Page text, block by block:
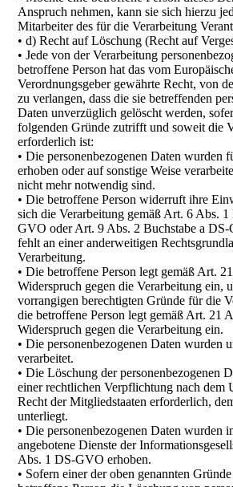
Anspruch nehmen, kann sie sich hierzu
Mitarbeiter des für die Verarbeitung
• d) Recht auf Löschung (Recht auf
• Jede von der Verarbeitung
betroffene Person hat das vom
Verordnungsgeber gewährte Recht, von
zu verlangen, dass die sie betreffenden
Daten unverzüglich gelöscht werden,
folgenden Gründe zutrifft und soweit die
erforderlich ist:
• Die personenbezogenen Daten wurden
erhoben oder auf sonstige Weise
nicht mehr notwendig sind.
• Die betroffene Person widerruft ihre
sich die Verarbeitung gemäß Art. 6 Abs. 1
GVO oder Art. 9 Abs. 2 Buchstabe a DS-
fehlt an einer anderweitigen
Verarbeitung.
• Die betroffene Person legt gemäß Art.
Widerspruch gegen die Verarbeitung ein,
vorrangigen berechtigten Gründe für die
die betroffene Person legt gemäß Art. 21
Widerspruch gegen die Verarbeitung ein.
• Die personenbezogenen Daten wurden
verarbeitet.
• Die Löschung der personenbezogenen
einer rechtlichen Verpflichtung nach dem
Recht der Mitgliedstaaten erforderlich,
unterliegt.
• Die personenbezogenen Daten wurden
angebotene Dienste der
Abs. 1 DS-GVO erhoben.
• Sofern einer der oben genannten